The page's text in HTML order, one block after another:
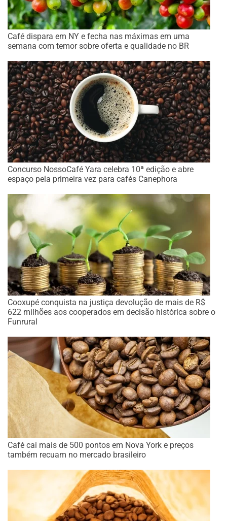
Café dispara em NY e fecha nas máximas em uma
semana com temor sobre oferta e qualidade no BR
Concurso NossoCafé Yara celebra 10ª edição e abre
espaço pela primeira vez para cafés Canephora
Cooxupé conquista na justiça devolução de mais de R$
622 milhões aos cooperados em decisão histórica sobre o
Funrural
Café cai mais de 500 pontos em Nova York e preços
também recuam no mercado brasileiro